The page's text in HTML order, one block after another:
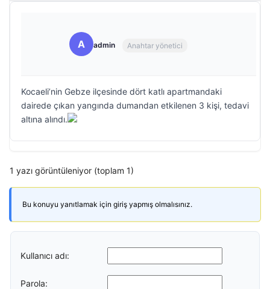
A admin Anahtar yönetici
Kocaeli’nin Gebze ilçesinde dört katlı apartmandaki
dairede çıkan yangında dumandan etkilenen 3 kişi, tedavi
altına alındı.
1 yazı görüntüleniyor (toplam 1)
Bu konuyu yanıtlamak için giriş yapmış olmalısınız.
Kullanıcı adı:
Parola: